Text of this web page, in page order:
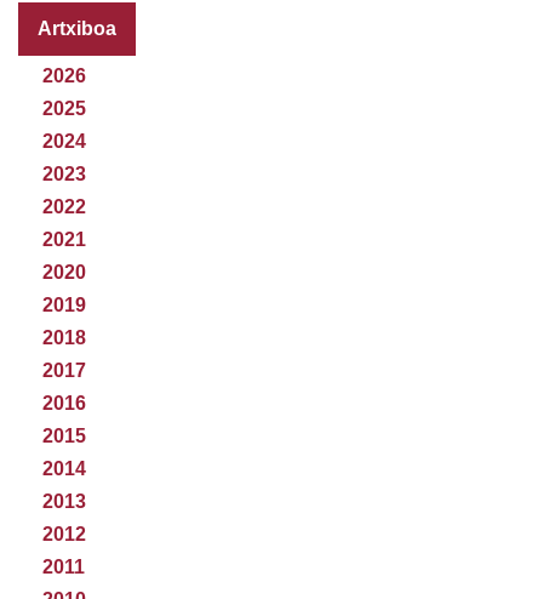
Artxiboa
2026
2025
2024
2023
2022
2021
2020
2019
2018
2017
2016
2015
2014
2013
2012
2011